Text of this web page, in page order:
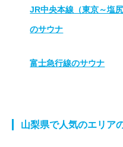
JR中央本線（東京～塩尻
のサウナ
富士急行線のサウナ
山梨県で人気のエリア